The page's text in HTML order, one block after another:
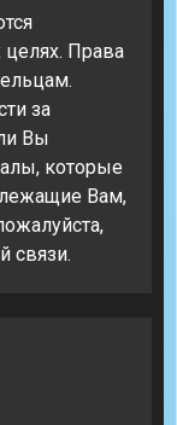
Права
за
Вы
которые
Вам,
связи.